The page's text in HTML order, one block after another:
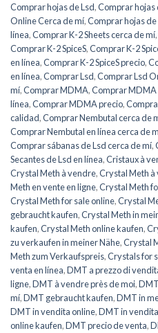
Comprar hojas de Lsd,Comprar hojas
Online Cerca de mí,Comprar hojas
línea,Comprar K-2 Sheets cerca de mí,
Comprar K-2 SpiceS,Comprar K-2
en línea,Comprar K-2 SpiceS precio,
en línea,Comprar Lsd,Comprar Lsd
mí,Comprar MDMA,Comprar MDMA
línea,Comprar MDMA precio,
calidad,Comprar Nembutal cerca de
Comprar Nembutal en línea cerca de
Comprar sábanas de Lsd cerca de mí,
Secantes de Lsd en línea,Cristaux à
Crystal Meth à vendre,Crystal Meth à
Meth en vente en ligne,Crystal Meth
Crystal Meth for sale online,Crystal
gebraucht kaufen,Crystal Meth in
kaufen,Crystal Meth online kaufen,
zu verkaufen in meiner Nähe,Crystal
Meth zum Verkaufspreis,Crystals for
venta en línea,DMT a prezzo di
ligne,DMT à vendre près de moi,
mí,DMT gebraucht kaufen,DMT in
DMT in vendita online,DMT in
online kaufen,DMT precio de venta,